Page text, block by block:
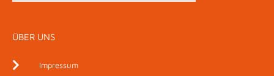
ÜBER UNS
Impressum